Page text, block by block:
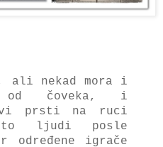
ali nekad mora i
čoveka, i
prsti na ruci
ljudi posle
određene igrače